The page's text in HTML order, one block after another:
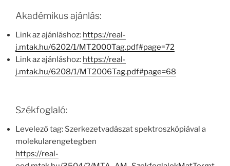
Akadémikus ajánlás:
Link az ajánláshoz: https://real-
j.mtak.hu/6202/1/MT2000Tag.pdf#page=72
Link az ajánláshoz: https://real-
j.mtak.hu/6208/1/MT2006Tag.pdf#page=68
Székfoglaló:
Levelező tag: Szerkezetvadászat spektroszkópiával a
molekularengetegben
https://real-